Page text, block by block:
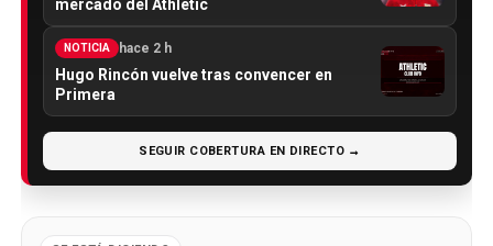
mercado del Athletic
NOTICIA hace 2 h
Hugo Rincón vuelve tras convencer en
Primera
SEGUIR COBERTURA EN DIRECTO →